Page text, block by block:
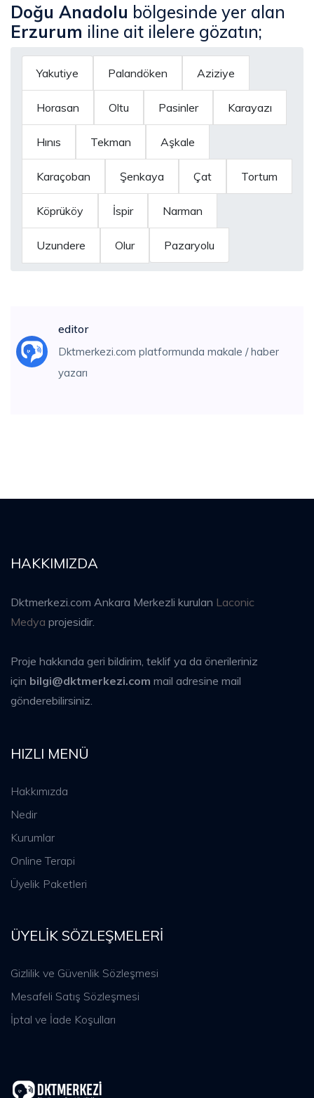
Doğu Anadolu bölgesinde yer alan
Erzurum iline ait ilelere gözatın;
Yakutiye Palandöken Aziziye
Horasan Oltu Pasinler Karayazı
Hınıs Tekman Aşkale
Karaçoban Şenkaya Çat Tortum
Köprüköy İspir Narman
Uzundere Olur Pazaryolu
editor
Dktmerkezi.com platformunda makale / haber
yazarı
HAKKIMIZDA
Dktmerkezi.com Ankara Merkezli kurulan Laconic
Medya projesidir.
Proje hakkında geri bildirim, teklif ya da önerileriniz
için bilgi@dktmerkezi.com mail adresine mail
gönderebilirsiniz.
HIZLI MENÜ
Hakkımızda
Nedir
Kurumlar
Online Terapi
Üyelik Paketleri
ÜYELIK SÖZLEŞMELERI
Gizlilik ve Güvenlik Sözleşmesi
Mesafeli Satış Sözleşmesi
İptal ve İade Koşulları